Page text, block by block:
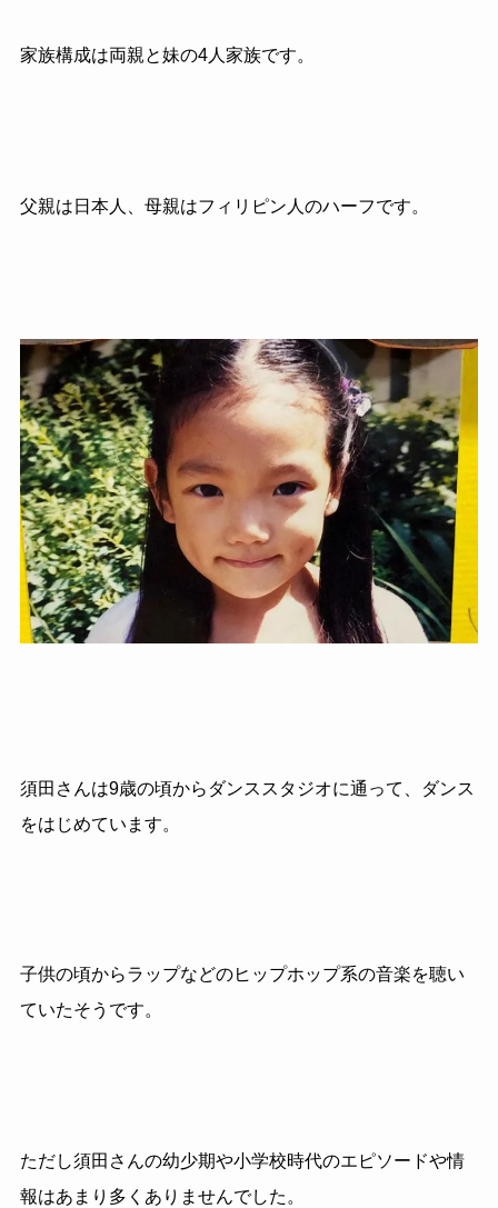
家族構成は両親と妹の4人家族です。
父親は日本人、母親はフィリピン人のハーフです。
須田さんは9歳の頃からダンススタジオに通って、ダンス
をはじめています。
子供の頃からラップなどのヒップホップ系の音楽を聴い
ていたそうです。
ただし須田さんの幼少期や小学校時代のエピソードや情
報はあまり多くありませんでした。